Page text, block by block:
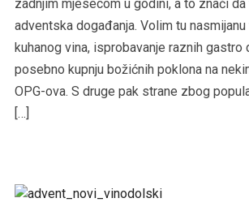
zadnjim mjesecom u godini, a to znači
adventska događanja. Volim tu
kuhanog vina, isprobavanje raznih gastro
posebno kupnju božićnih poklona na
OPG-ova. S druge pak strane zbog
[…]